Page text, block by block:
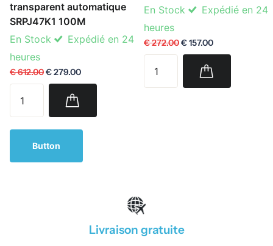
transparent automatique
SRPJ47K1 100M
En Stock
Expédié en 24
heures
€ 612.00€ 279.00
En Stock
Expédié en 24
heures
€ 272.00€ 157.00
Button
Livraison gratuite